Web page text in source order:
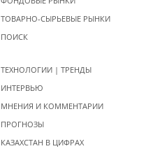
ТОВАРНО-СЫРЬЕВЫЕ РЫНКИ
ПОИСК
ТЕХНОЛОГИИ | ТРЕНДЫ
ИНТЕРВЬЮ
МНЕНИЯ И КОММЕНТАРИИ
ПРОГНОЗЫ
КАЗАХСТАН В ЦИФРАХ